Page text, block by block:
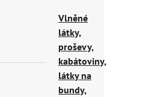
Vlněné
látky,
proševy,
kabátoviny,
látky na
bundy,